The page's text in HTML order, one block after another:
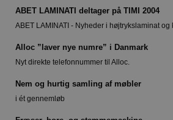
ABET LAMINATI deltager på TIMI 2004
ABET LAMINATI - Nyheder i højtrykslaminat
Alloc ”laver nye numre” i Danmark
Nyt direkte telefonnummer til Alloc.
Nem og hurtig samling af møbler
i ét gennemløb